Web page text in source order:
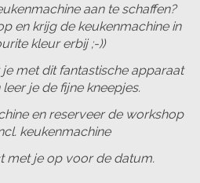
aan te schaffen?
en krijg de keukenmachine in
kleur erbij ;-))
met dit fantastische apparaat
je de fijne kneepjes.
en reserveer de workshop
keukenmachine
met je op voor de datum.